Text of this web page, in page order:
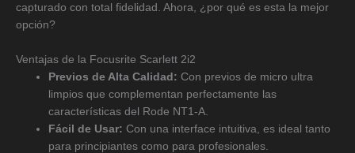
capturado con total fidelidad. Ahora, ¿por qué es esta la mejor
opción?
Ventajas de la Focusrite Scarlett 2i2
Previos de Alta Calidad: Con previos de micro ultra
limpios que complementan perfectamente las
características del Rode NT1-A.
Fácil de Usar: Con una interface intuitiva, es ideal tanto
para principiantes como para profesionales.